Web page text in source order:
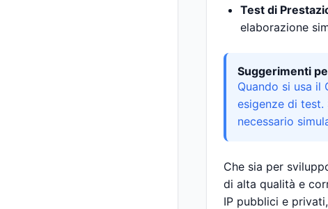
Test di
elaborazione
Suggerimenti
Quando si usa il
esigenze di
necessario
Che sia per
di alta qualità e
IP pubblici e